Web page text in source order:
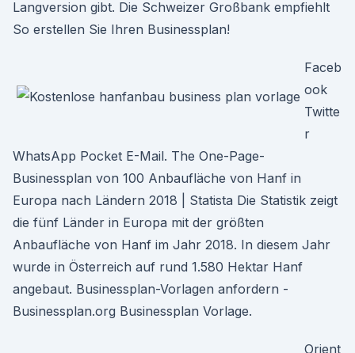
Langversion gibt. Die Schweizer Großbank empfiehlt
So erstellen Sie Ihren Businessplan!
Faceb
ook
Twitte
r
WhatsApp Pocket E-Mail. The One-Page-
Businessplan von 100 Anbaufläche von Hanf in
Europa nach Ländern 2018 | Statista Die Statistik zeigt
die fünf Länder in Europa mit der größten
Anbaufläche von Hanf im Jahr 2018. In diesem Jahr
wurde in Österreich auf rund 1.580 Hektar Hanf
angebaut. Businessplan-Vorlagen anfordern -
Businessplan.org Businessplan Vorlage.
Orient